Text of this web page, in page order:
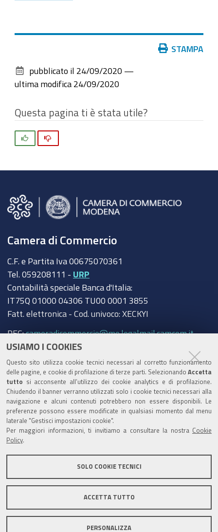
USIAMO I COOKIES
Questo sito utilizza cookie tecnici necessari al corretto funzionamento
delle pagine, e cookie di profilazione di terze parti. Selezionando Accetta
tutto si acconsente all’utilizzo dei cookie analytics e di profilazione.
Chiudendo il banner verranno utilizzati solo i cookie tecnici necessari alla
navigazione e alcuni contenuti potrebbero non essere disponibili. Le
preferenze possono essere modificate in qualsiasi momento dal menu
laterale "Gestisci impostazioni cookie".
Per maggiori informazioni, ti invitiamo a consultare la nostra Cookie
Policy
SOLO COOKIE TECNICI
ACCETTA TUTTO
PERSONALIZZA
documento
STAMPA
pubblicato il 24/09/2020 —
ultima modifica 24/09/2020
Questa pagina ti è stata utile?
Camera di Commercio
C.F. e Partita Iva 00675070361
Tel. 059208111 - URP
Contabilità speciale Banca d'Italia:
IT75Q 01000 04306 TU00 0001 3855
Fatt. elettronica - Cod. univoco: XECKYI
PEC:cameradicommercio@mo.legalmail.camcom.it
Trasparenza
Amministrazione trasparente
Albo Camerale
Pubblicità Legale
Area riservata Amministratori
Informativa generale
Informative privacy
Accessibilità
Note legali